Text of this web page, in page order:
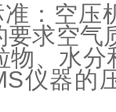
：空压
要求空气
物、水
仪器的